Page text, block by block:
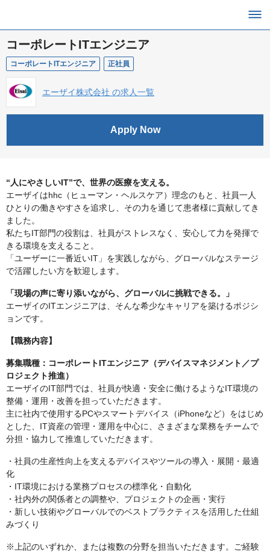
コーポレートITエンジニア
コーポレートITエンジニア 正社員
エーザイ株式会社 の求人一覧
Apply Now
“人にやさしいIT”で、世界の医療を支える。
エーザイはhhc（ヒューマン・ヘルスケア）理念のもと、社員一人
ひとりの働きやすさを追求し、その力を通じて患者様に貢献してき
ました。
私たちIT部門の役割は、社員がストレスなく、安心して力を発揮で
きる環境を支えること。
「ユーザーに一番近いIT」を実践しながら、グローバルなステージ
で活躍したい方を歓迎します。
「現場の声に寄り添いながら、グローバルに挑戦できる。」
エーザイのITエンジニアは、そんな希少なキャリアを築けるポジシ
ョンです。
【職務内容】
募集職種：コーポレートITエンジニア（デバイスマネジメント／プ
ロジェクト推進）
エーザイのIT部門では、社員が快適・安全に働けるようなIT環境の
整備・運用・改善を担っていただきます。
主に社内で使用するPCやスマートデバイス（iPhoneなど）をはじめ
とした、IT資産の管理・運用を中心に、さまざまな業務をチームで
分担・協力して推進していただきます。
・社員の生産性向上を支えるデバイスやツールの導入・展開・最適
化
・IT環境における業務プロセスの標準化・自動化
・社内外の関係者との調整や、プロジェクトの企画・実行
・新しい技術やグローバルでのベストプラクティスを活用した仕組
みづくり
※上記のいずれか、または複数の分野を担当いただきます。ご経験